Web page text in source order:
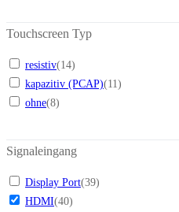
Touchscreen Typ
resistiv(14)
kapazitiv (PCAP)(11)
ohne(8)
Signaleingang
Display Port(39)
HDMI(40)